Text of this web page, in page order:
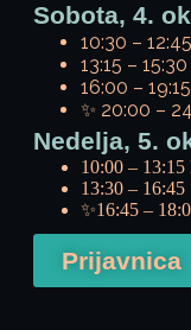
Sobota, 4.
10:30 –
13:15 – 15:30
16:00 – 19:15
✨ 20:00 –
Nedelja, 5.
10:00 – 13:15
13:30 – 16:45
✨16:45 –
Prijavnica